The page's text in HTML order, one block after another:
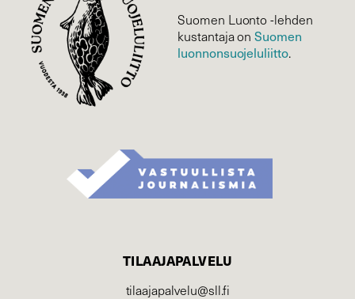
Suomen Luonto -lehden
kustantaja onSuomen
luonnonsuojelu­liitto.
TILAAJAPALVELU
tilaajapalvelu@sll.fi